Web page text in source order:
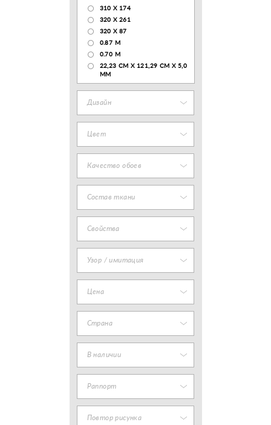
310 X 174
320 X 261
320 X 87
0.87 M
0.70 M
22,23 CM X 121,29 CM X 5,0
MM
Дизайн
Цвет
Качество обоев
Состав ткани
Свойства
Узор / имитация
Цена
Страна
В наличии
Раппорт
Повтор рисунка